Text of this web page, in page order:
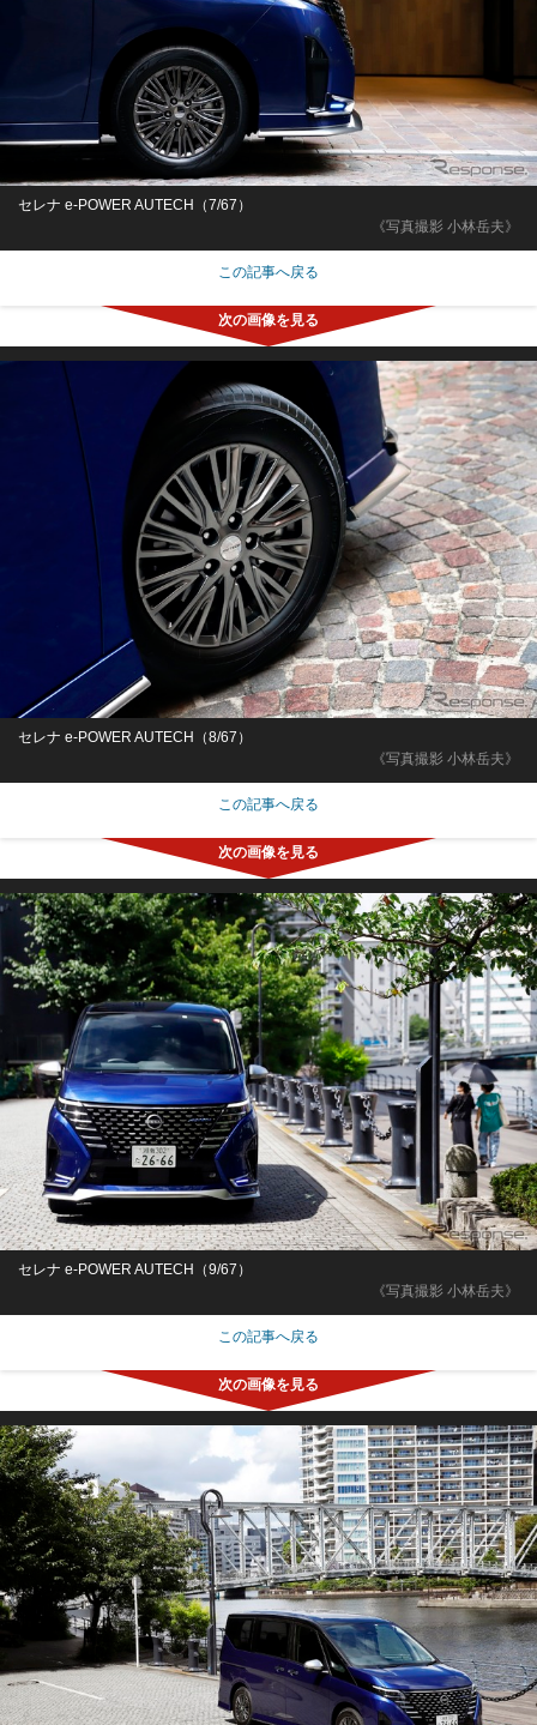
《写真撮影 小林岳夫》
セレナ e-POWER AUTECH（7/67）
この記事へ戻る
《写真撮影 小林岳夫》
セレナ e-POWER AUTECH（8/67）
この記事へ戻る
《写真撮影 小林岳夫》
セレナ e-POWER AUTECH（9/67）
この記事へ戻る